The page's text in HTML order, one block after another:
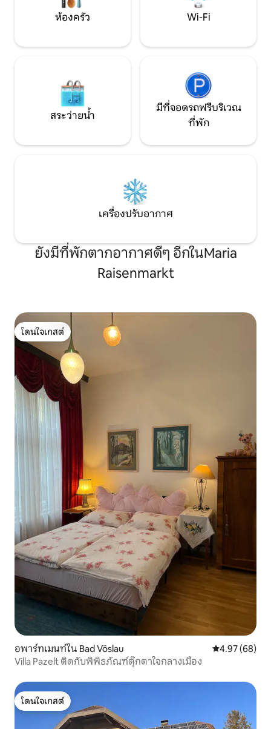
ห้องครัว Wi-Fi
สระว่ายน้ำ
มีที่จอดรถฟรีบริเวณ
ที่พัก
เครื่องปรับอากาศ
ยังมีที่พักตากอากาศดีๆ อีกในMaria
Raisenmarkt
โดนใจเกสต์
โดนใจเกสต์
อพาร์ทเมนท์ใน Bad Vöslau คะแนนเฉลี่ย
4.97 (68)
Villa Pazelt ติดกับพิพิธภัณฑ์ตุ๊กตาใจกลางเมือง
โดนใจเกสต์
โดนใจเกสต์